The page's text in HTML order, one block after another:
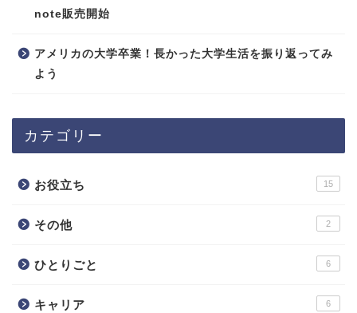
note販売開始
アメリカの大学卒業！長かった大学生活を振り返ってみ
よう
カテゴリー
お役立ち 15
その他 2
ひとりごと 6
キャリア 6